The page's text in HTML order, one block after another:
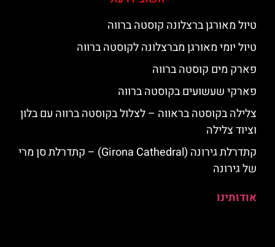
טיול מאורגן ברצלונה קוסטה ברווה
טיול יומי מאורגן מברצלונה לקוסטה ברווה
פארק מים קוסטה ברווה
פארקי שעשועים בקוסטה ברווה
צלילה בקוסטה בראווה – לצלול בקוסטה ברווה עם בלון
וציוד צלילה
קתדרלת גירונה (Girona Cathedral) – קתדרלת סן מרי
של גירונה
אודותינו